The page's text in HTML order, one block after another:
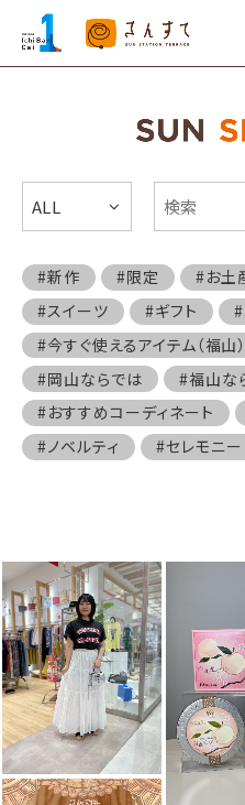
ALL
#新作 #限定 #お土
#スイーツ
#ギフト
#今すぐ使えるアイテム（福山）
#岡山ならでは
#福山な
#おすすめコーディネート
#ノベルティ
#セレモニー